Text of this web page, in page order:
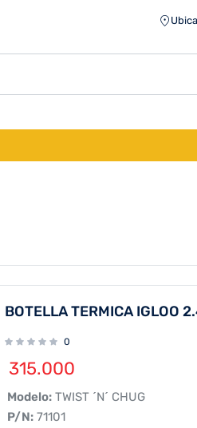
BOTELLA TERMICA IGLOO
0
315.000
 Modelo:TWIST ´N´ CHUG
 P/N:71101